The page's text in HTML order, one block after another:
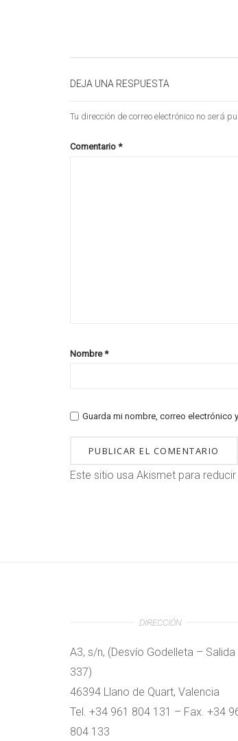
DEJA UNA RESPUESTA
Tu dirección de correo electrónico no será
Comentario *
Nombre*
Guarda mi nombre, correo electrónico
Este sitio usa Akismet para
DIRECCIÓN
A3, s/n, (Desvío Godelleta – Salida
337)
46394 Llano de Quart, Valencia
Tel. +34 961 804 131 – Fax. +34
804 133